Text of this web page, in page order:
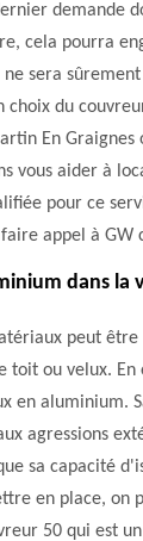
demande
cela pourra
sera
choix du
En Graignes
vous aider à
pour ce
appel à GW
dans
peut
toit ou velux.
en aluminium.
agressions
sa capacité
en place, on
50 qui est